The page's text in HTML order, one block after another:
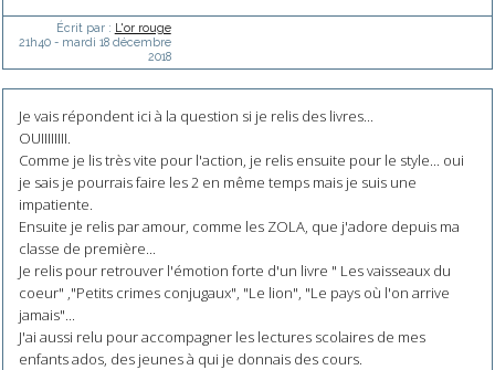
Écrit par : L'or rouge
21h40- mardi 18 décembre
2018
Je vais répondent ici à la question si je relis des livres...
OUIIIIIIII.
Comme je lis très vite pour l'action, je relis ensuite pour le style... oui
je sais je pourrais faire les 2 en même temps mais je suis une
impatiente.
Ensuite je relis par amour, comme les ZOLA, que j'adore depuis ma
classe de première...
Je relis pour retrouver l'émotion forte d'un livre " Les vaisseaux du
coeur" ,"Petits crimes conjugaux", "Le lion", "Le pays où l'on arrive
jamais"...
J'ai aussi relu pour accompagner les lectures scolaires de mes
enfants ados, des jeunes à qui je donnais des cours.